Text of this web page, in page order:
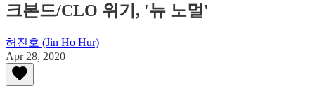
크본드/CLO 위기, '뉴 노멀'
허진호 (Jin Ho Hur)
Apr 28, 2020